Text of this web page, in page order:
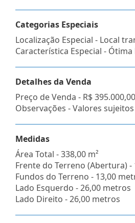
Categorias Especiais
Localização Especial - Local
Característica Especial - Ótima
Detalhes da Venda
Preço de Venda - R$ 395.000,00
Observações - Valores
Medidas
Área Total - 338,00 m²
Frente do Terreno (Abertura) -
Fundos do Terreno - 13,00
Lado Esquerdo - 26,00 metros
Lado Direito - 26,00 metros